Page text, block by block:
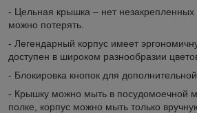
- Цельная крышка – нет незакрепленных
можно потерять.
- Легендарный корпус имеет
доступен в широком разнообразии
- Блокировка кнопок для
- Крышку можно мыть в посудомоечной
полке, корпус можно мыть только